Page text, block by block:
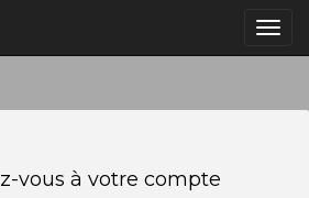
Toggle
vous à votre compte